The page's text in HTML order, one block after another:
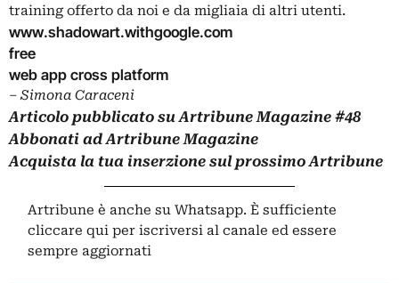
training offerto da noi e da migliaia di altri utenti.
www.shadowart.withgoogle.com
free
web app cross platform
‒ Simona Caraceni
Articolo pubblicato suArtribune Magazine #48
Abbonati ad Artribune Magazine
Acquista la tua inserzione sul prossimo Artribune
Artribune è anche su Whatsapp. È sufficiente
cliccare qui per iscriversi al canale ed essere
sempre aggiornati